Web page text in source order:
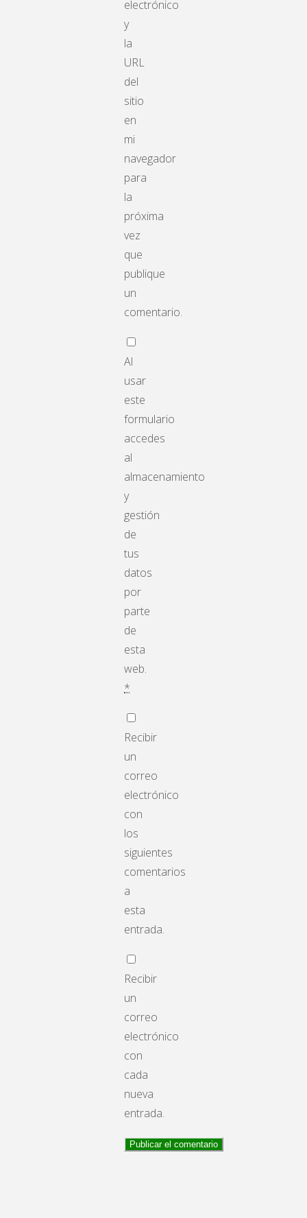
electrónico
y
la
URL
del
sitio
en
mi
navegador
para
la
próxima
vez
que
publique
un
comentario.
Al
usar
este
formulario
accedes
al
almacenamiento
y
gestión
de
tus
datos
por
parte
de
esta
web.
*
Recibir
un
correo
electrónico
con
los
siguientes
comentarios
a
esta
entrada.
Recibir
un
correo
electrónico
con
cada
nueva
entrada.